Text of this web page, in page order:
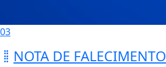
03
NOTA DE FALECIMENTO